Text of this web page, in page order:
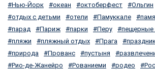
Нью-Йорк
океан октоберфест Ольгин
отдых с детьми
отели Памуккале
парад
Париж парки Перу пещерные
пляжи
пляжный отдых Прага
природа
Прованс пустыня
Рио-де-Жанейро
Рованиеми родео